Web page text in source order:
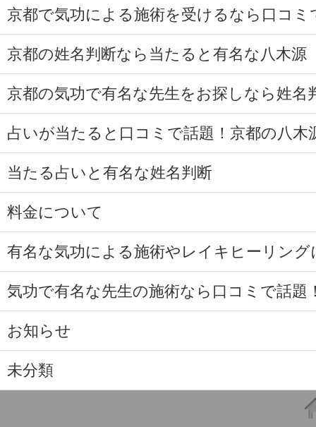
京都で気功による施術を受けるなら口コミ
京都の姓名判断なら当たると有名な八木源
京都の気功で有名な先生をお探しなら姓名
占いが当たると口コミで話題！京都の八木
当たる占いと有名な姓名判断
料金について
有名な気功による施術やレイキヒーリン
気功で有名な先生の施術なら口コミで話題
お知らせ
未分類